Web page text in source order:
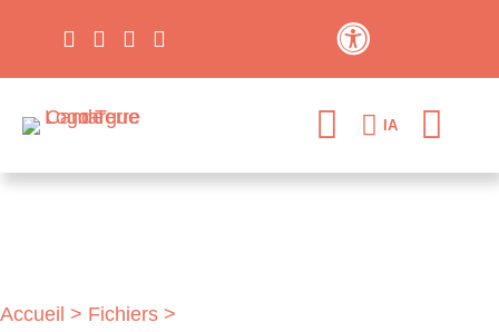
IA
Accueil > Fichiers >